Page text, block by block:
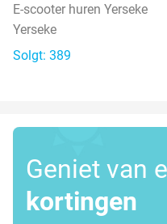
E-scooter huren Yerseke
Yerseke
Solgt: 389
Geniet van
kortingen